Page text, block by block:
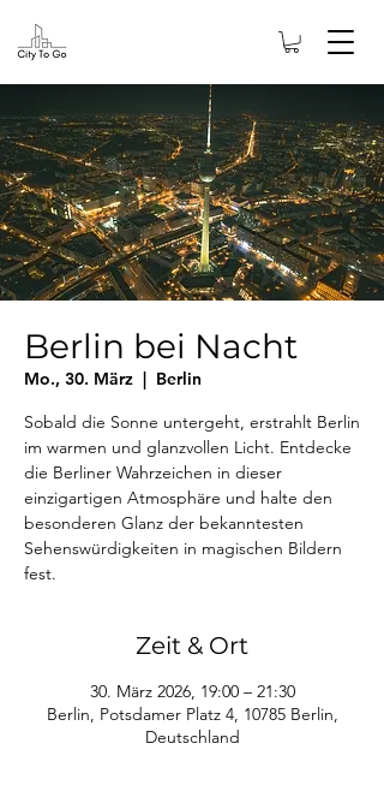
Berlin bei Nacht
Mo., 30. März
Berlin
Sobald die Sonne untergeht, erstrahlt Berlin
im warmen und glanzvollen Licht. Entdecke
die Berliner Wahrzeichen in dieser
einzigartigen Atmosphäre und halte den
besonderen Glanz der bekanntesten
Sehenswürdigkeiten in magischen Bildern
fest.
Zeit & Ort
30. März 2026, 19:00 – 21:30
Berlin, Potsdamer Platz 4, 10785 Berlin,
Deutschland